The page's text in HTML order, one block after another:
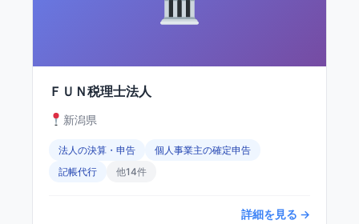
ＦＵＮ税理士法人
新潟県
法人の決算・申告
個人事業主の確定申告
記帳代行
他14件
詳細を見る →